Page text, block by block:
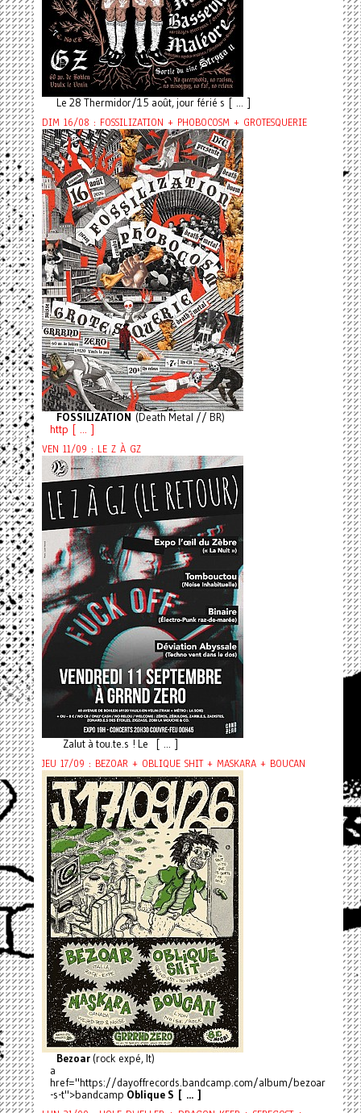
Le 28 Thermidor/15 août, jour férié s [ ... ]
DIM 16/08 : FOSSILIZATION + PHOBOCOSM + GROTESQUERIE
FOSSILIZATION (Death Metal // BR)
http [ ... ]
VEN 11/09 : LE Z À GZ
Zalut à tou.te.s ! Le [ ... ]
JEU 17/09 : BEZOAR + OBLIQUE SHIT + MASKARA + BOUCAN
Bezoar(rock expé, It)
a
href="https://dayoffrecords.bandcamp.com/album/bezoar
-s-t">bandcamp Oblique S [ ... ]